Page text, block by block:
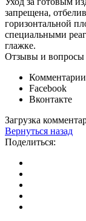
запрещена,
горизонтальной
специальными
глажке.
Отзывы и вопросы
Комментарии
Facebook
Вконтакте
Загрузка
Вернуться назад
Поделиться: